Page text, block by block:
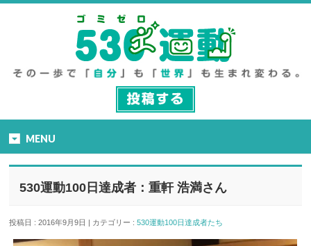
MENU
530運動100日達成者：重軒 浩満さん
投稿日 : 2016年9月9日 | カテゴリー :530運動100日達成者たち